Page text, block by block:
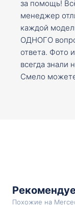
за помощь!
менеджер
каждой
ОДНОГО
ответа. Фото
всегда знали
Смело
Похожие на